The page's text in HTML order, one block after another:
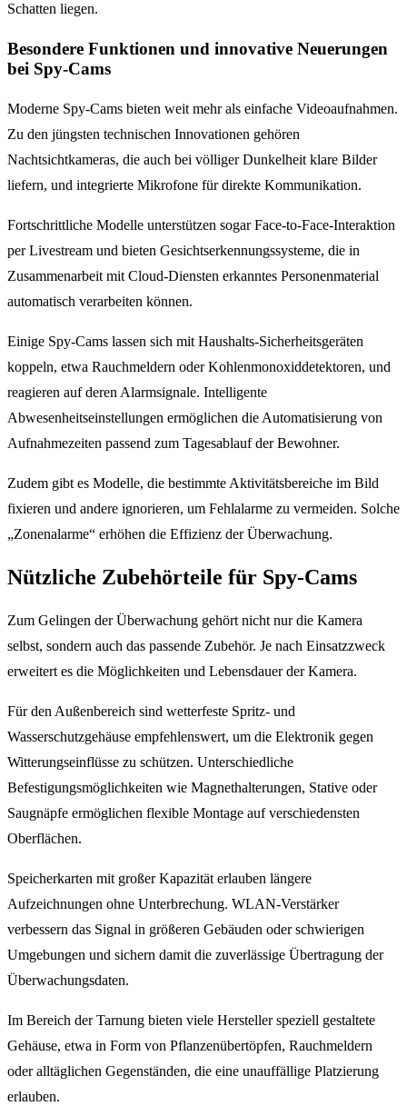
Schatten liegen.
Besondere Funktionen und innovative Neuerungen
bei Spy-Cams
Moderne Spy-Cams bieten weit mehr als einfache Videoaufnahmen.
Zu den jüngsten technischen Innovationen gehören
Nachtsichtkameras, die auch bei völliger Dunkelheit klare Bilder
liefern, und integrierte Mikrofone für direkte Kommunikation.
Fortschrittliche Modelle unterstützen sogar Face-to-Face-Interaktion
per Livestream und bieten Gesichtserkennungssysteme, die in
Zusammenarbeit mit Cloud-Diensten erkanntes Personenmaterial
automatisch verarbeiten können.
Einige Spy-Cams lassen sich mit Haushalts-Sicherheitsgeräten
koppeln, etwa Rauchmeldern oder Kohlenmonoxiddetektoren, und
reagieren auf deren Alarmsignale. Intelligente
Abwesenheitseinstellungen ermöglichen die Automatisierung von
Aufnahmezeiten passend zum Tagesablauf der Bewohner.
Zudem gibt es Modelle, die bestimmte Aktivitätsbereiche im Bild
fixieren und andere ignorieren, um Fehlalarme zu vermeiden. Solche
„Zonenalarme“ erhöhen die Effizienz der Überwachung.
Nützliche Zubehörteile für Spy-Cams
Zum Gelingen der Überwachung gehört nicht nur die Kamera
selbst, sondern auch das passende Zubehör. Je nach Einsatzzweck
erweitert es die Möglichkeiten und Lebensdauer der Kamera.
Für den Außenbereich sind wetterfeste Spritz- und
Wasserschutzgehäuse empfehlenswert, um die Elektronik gegen
Witterungseinflüsse zu schützen. Unterschiedliche
Befestigungsmöglichkeiten wie Magnethalterungen, Stative oder
Saugnäpfe ermöglichen flexible Montage auf verschiedensten
Oberflächen.
Speicherkarten mit großer Kapazität erlauben längere
Aufzeichnungen ohne Unterbrechung. WLAN-Verstärker
verbessern das Signal in größeren Gebäuden oder schwierigen
Umgebungen und sichern damit die zuverlässige Übertragung der
Überwachungsdaten.
Im Bereich der Tarnung bieten viele Hersteller speziell gestaltete
Gehäuse, etwa in Form von Pflanzenübertöpfen, Rauchmeldern
oder alltäglichen Gegenständen, die eine unauffällige Platzierung
erlauben.